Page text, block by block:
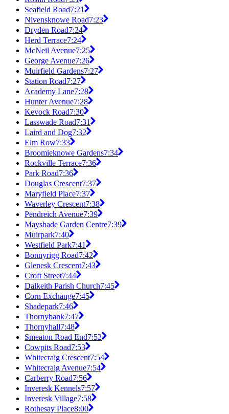
Seafield Road7:21
Nivensknowe Road7:23
Dryden Road7:24
Herd Terrace7:24
McNeil Avenue7:25
George Avenue7:26
Muirfield Gardens7:27
Station Road7:27
Academy Lane7:28
Hunter Avenue7:28
Kevock Road7:30
Lasswade Road7:31
Laird and Dog7:32
Elm Row7:33
Broomieknowe Gardens7:34
Rockville Terrace7:36
Park Road7:36
Douglas Crescent7:37
Maryfield Place7:37
Waverley Crescent7:38
Pendreich Avenue7:39
Mayshade Garden Centre7:39
Muirpark7:40
Westfield Park7:41
Bonnyrigg Road7:42
Glenesk Crescent7:43
Croft Street7:44
Dalkeith Parish Church7:45
Corn Exchange7:45
Shadepark7:46
Thornybank7:47
Thornyhall7:48
Smeaton Road End7:52
Cowpits Road7:53
Whitecraig Crescent7:54
Whitecraig Avenue7:54
Carberry Road7:56
Inveresk Kennels7:57
Inveresk Village7:58
Rothesay Place8:00